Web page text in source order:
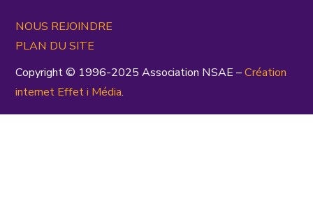
NOUS REJOINDRE
PLAN DU SITE
Copyright © 1996-2025 Association NSAE –Création
internet Effet i Média.